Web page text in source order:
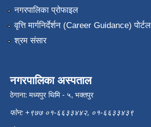
नगरपालिका प्रोफाइल
वृत्ति मार्गनिर्देर्शन (Career Guidance) पोर्टल
श्रम संसार
नगरपालिका अस्पताल
ठेगाना: मध्यपुर थिमि - ५, भक्तपुर
फोन: +९७७ ०१-६६३३४४२, ०१-६६३३४३९